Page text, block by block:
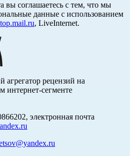
вы соглашаетесь с тем, что мы
данные с использованием
top.mail.ru, LiveInternet.
рецензий на
интернет-сегменте
электронная почта